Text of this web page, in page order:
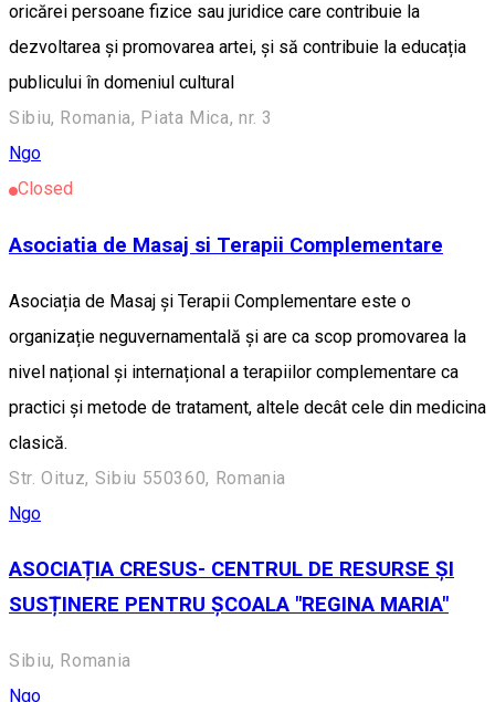
oricărei persoane fizice sau juridice care contribuie la
dezvoltarea și promovarea artei, și să contribuie la educația
publicului în domeniul cultural
Sibiu, Romania, Piata Mica, nr. 3
Ngo
Closed
Asociatia de Masaj si Terapii Complementare
Asociația de Masaj și Terapii Complementare este o
organizație neguvernamentală și are ca scop promovarea la
nivel național și internațional a terapiilor complementare ca
practici și metode de tratament, altele decât cele din medicina
clasică.
Str. Oituz, Sibiu 550360, Romania
Ngo
ASOCIAȚIA CRESUS- CENTRUL DE RESURSE ȘI
SUSȚINERE PENTRU ȘCOALA "REGINA MARIA"
Sibiu, Romania
Ngo